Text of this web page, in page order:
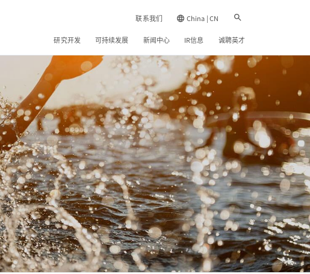
联系我们 China | CN
研究开发 可持续发展 新闻中心 IR信息 诚聘英才